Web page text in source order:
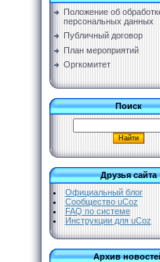
Положение об
персональных данных
Публичный договор
План мероприятий
Оргкомитет
Поиск
Друзья сайта
Официальный блог
Сообщество uCoz
FAQ по системе
Инструкции для uCoz
Архив